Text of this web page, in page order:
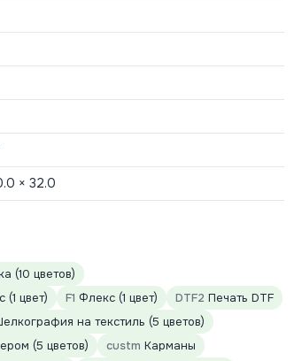
× 32.0
(10 цветов)
(1 цвет) F1 Флекс (1 цвет) DTF2 Печать DTF
на текстиль (5 цветов)
(5 цветов) custm Карманы